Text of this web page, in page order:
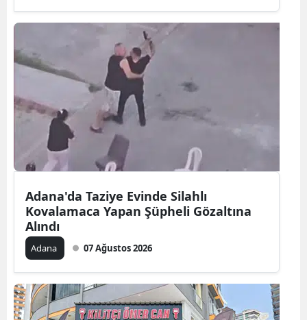
Adana'da Taziye Evinde Silahlı
Kovalamaca Yapan Şüpheli Gözaltına
Alındı
Adana 07 Ağustos 2026